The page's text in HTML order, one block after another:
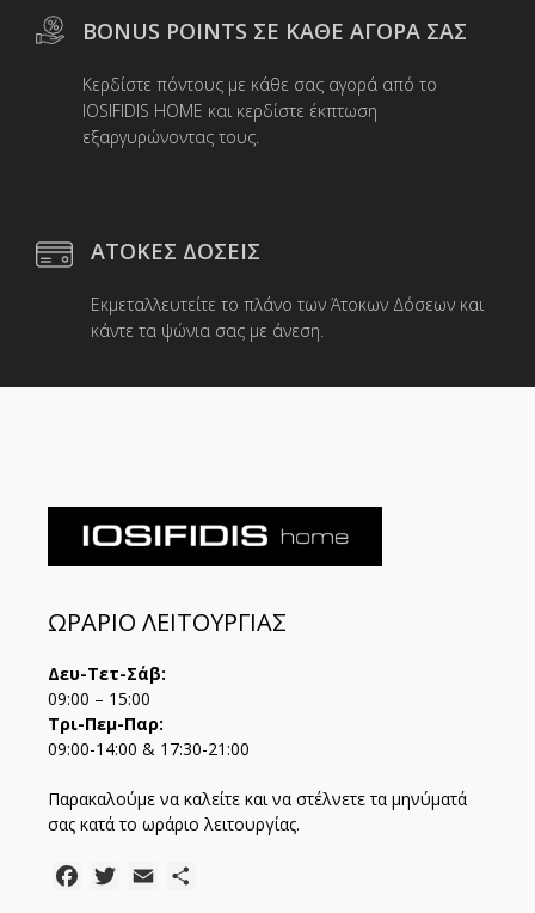
BONUS POINTS ΣΕ ΚΑΘΕ ΑΓΟΡΑ ΣΑΣ
Κερδίστε πόντους με κάθε σας αγορά από το
IOSIFIDIS HOME και κερδίστε έκπτωση
εξαργυρώνοντας τους.
ΑΤΟΚΕΣ ΔΟΣΕΙΣ
Εκμεταλλευτείτε το πλάνο των Άτοκων Δόσεων και
κάντε τα ψώνια σας με άνεση.
ΩΡΑΡΙΟ ΛΕΙΤΟΥΡΓΙΑΣ
Δευ-Τετ-Σάβ:
09:00 – 15:00
Τρι-Πεμ-Παρ:
09:00-14:00 & 17:30-21:00
Παρακαλούμε να καλείτε και να στέλνετε τα μηνύματά
σας κατά το ωράριο λειτουργίας.
FacebookTwitter
Email